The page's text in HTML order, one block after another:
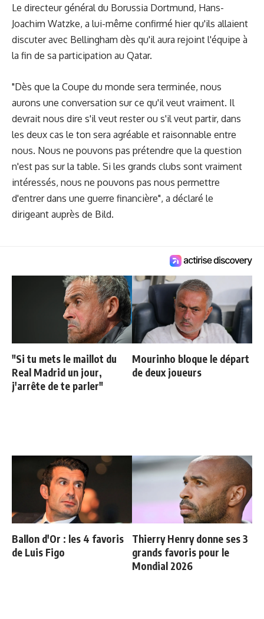
Le directeur général du Borussia Dortmund, Hans-
Joachim Watzke, a lui-même confirmé hier qu'ils allaient
discuter avec Bellingham dès qu'il aura rejoint l'équipe à
la fin de sa participation au Qatar.
"Dès que la Coupe du monde sera terminée, nous
aurons une conversation sur ce qu'il veut vraiment. Il
devrait nous dire s'il veut rester ou s'il veut partir, dans
les deux cas le ton sera agréable et raisonnable entre
nous. Nous ne pouvons pas prétendre que la question
n'est pas sur la table. Si les grands clubs sont vraiment
intéressés, nous ne pouvons pas nous permettre
d'entrer dans une guerre financière", a déclaré le
dirigeant auprès de Bild.
"Si tu mets le maillot du
Real Madrid un jour,
j'arrête de te parler"
Mourinho bloque le départ
de deux joueurs
Ballon d'Or : les 4 favoris
de Luis Figo
Thierry Henry donne ses 3
grands favoris pour le
Mondial 2026